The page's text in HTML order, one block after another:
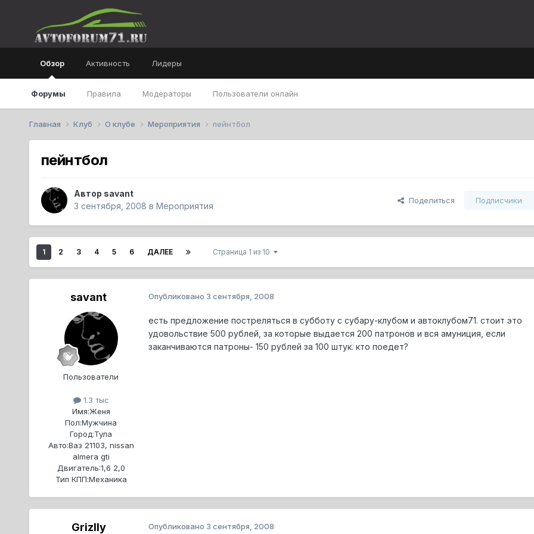
Обзор
Форумы Правила Модераторы Пользователи онлайн
Активность Лидеры
Главная Клуб О клубе Мероприятия пейнтбол
пейнтбол
Автор savant
3 сентября, 2008 в Мероприятия
Поделиться Подписчики
1 2 3 4 5 6 ДАЛЕЕ Страница 1 из 10
savant
Пользователи
1.3 тыс
Имя:Женя
Пол:Мужчина
Город:Тула
Авто:Ваз 21103, nissan
almera gti
Двигатель:1,6 2,0
Тип КПП:Механика
Опубликовано 3 сентября, 2008
есть предложение постреляться в субботу с субару-клубом и автоклубом71. стоит это
удовольствие 500 рублей, за которые выдается 200 патронов и вся амуниция, если
заканчиваются патроны- 150 рублей за 100 штук. кто поедет?
Grizlly Опубликовано 3 сентября, 2008